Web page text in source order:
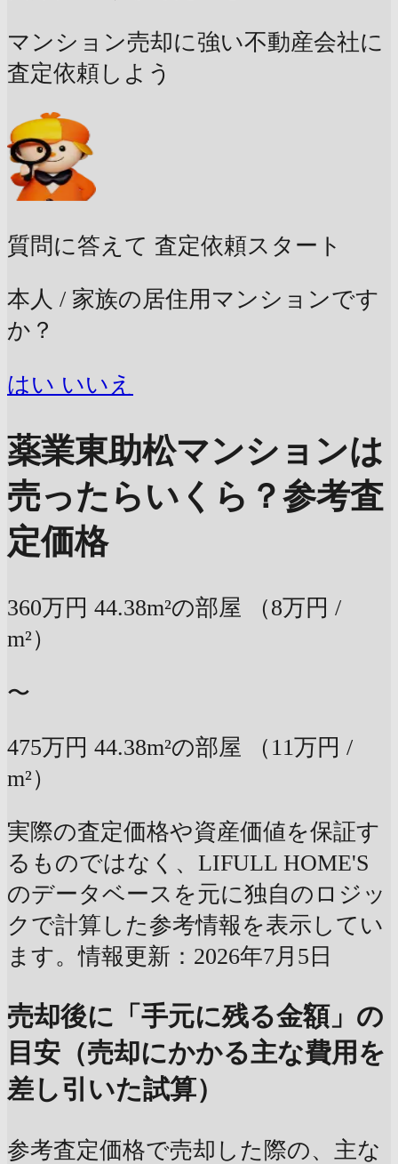
マンション売却に強い不動産会社に
査定依頼しよう
質問に答えて 査定依頼スタート
本人 / 家族の居住用マンションです
か？
はい いいえ
薬業東助松マンションは
売ったらいくら？参考査
定価格
360万円 44.38m²の部屋
（8万円 /
m²）
〜
475万円 44.38m²の部屋
（11万円 /
m²）
実際の査定価格や資産価値を保証す
るものではなく、LIFULL HOME'S
のデータベースを元に独自のロジッ
クで計算した参考情報を表示してい
ます。情報更新：2026年7月5日
売却後に「手元に残る金額」の
目安（売却にかかる主な費用を
差し引いた試算）
参考査定価格で売却した際の、主な